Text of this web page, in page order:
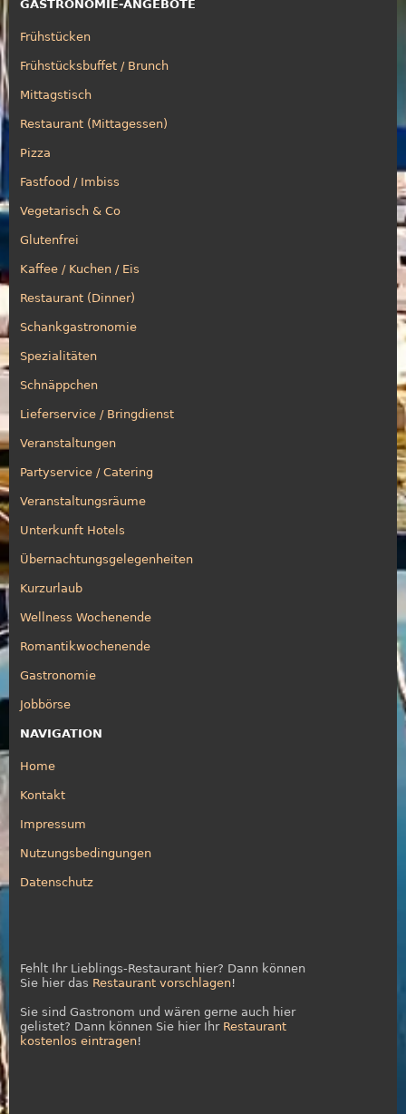
GASTRONOMIE-ANGEBOTE
Frühstücken
Frühstücksbuffet / Brunch
Mittagstisch
Restaurant (Mittagessen)
Pizza
Fastfood / Imbiss
Vegetarisch & Co
Glutenfrei
Kaffee / Kuchen / Eis
Restaurant (Dinner)
Schankgastronomie
Spezialitäten
Schnäppchen
Lieferservice / Bringdienst
Veranstaltungen
Partyservice / Catering
Veranstaltungsräume
Unterkunft Hotels
Übernachtungsgelegenheiten
Kurzurlaub
Wellness Wochenende
Romantikwochenende
Gastronomie
Jobbörse
NAVIGATION
Home
Kontakt
Impressum
Nutzungsbedingungen
Datenschutz
Fehlt Ihr Lieblings-Restaurant hier? Dann können
Sie hier das Restaurant vorschlagen!
Sie sind Gastronom und wären gerne auch hier
gelistet? Dann können Sie hier Ihr Restaurant
kostenlos eintragen!